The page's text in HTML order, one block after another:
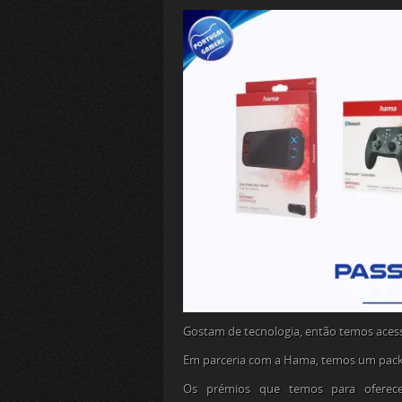
Gostam de tecnologia, então temos
Em parceria com a Hama, temos um
Os prémios que temos para